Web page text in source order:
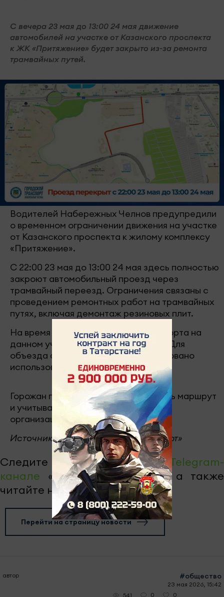
С вечера 23 мая до 13:00 24 мая движение
автомобилей на участке от Казанского проспекта
к ЖК «Притяжение» будет закрыто из-за ремонта
трамвайных путей.
Водителей Набережных Челнов предупредили
о временном ограничении движения на участке
от Казанского проспекта к жилому комплексу
«Притяжение».
С 22:00 23 мая до 13:00 24 мая здесь полностью
закроют автомобильный проезд через
трамвайный переезд. Ограничения связаны с
проведением ремонтных работ на трамвайных
путях, включая демонтаж резиновых плит.
На время ремонта движение транспорта на
данном участке будет невозможно. Для
объезда автомобилистам рекомендовано
использовать Московский проспект.
Горожан просят заранее планировать маршрут
и учитывать временные изменения в
организации дорожного движения.
Источник: МУП «Городской транспорт»
Следите за самым важным вTelegram-
канале «Челны-ТВ»,Youtube, а также
читайте нас в«Дзен».
Перейти на страницу новости
автор #общество
23 мая 2026, 15:42
541
0 0